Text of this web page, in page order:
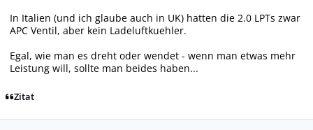
In Italien (und ich glaube auch in UK) hatten die 2.0 LPTs zwar
APC Ventil, aber kein Ladeluftkuehler.
Egal, wie man es dreht oder wendet - wenn man etwas mehr
Leistung will, sollte man beides haben...
Zitat